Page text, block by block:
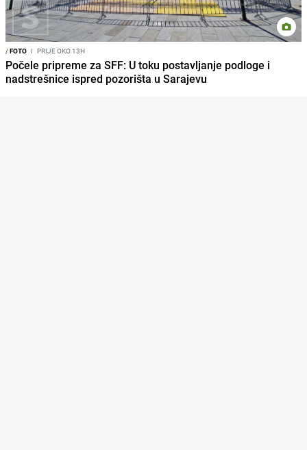
/FOTO I PRIJE OKO 13H
Počele pripreme za SFF: U toku postavljanje podloge i
nadstrešnice ispred pozorišta u Sarajevu